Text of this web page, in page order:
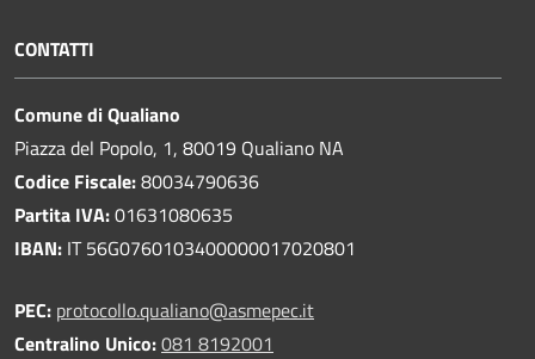
CONTATTI
Comune di Qualiano
Piazza del Popolo, 1, 80019 Qualiano NA
Codice Fiscale:80034790636
Partita IVA:01631080635
IBAN: IT 56G0760103400000017020801
PEC: protocollo.qualiano@asmepec.it
Centralino Unico:081 8192001